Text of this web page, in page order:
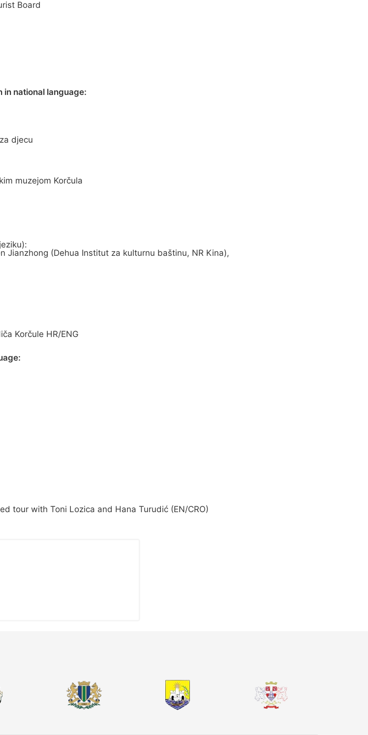
Board
national language:
djecu
muzejom Korčula
Jianzhong (Dehua Institut za kulturnu baštinu, NR Kina),
Korčule HR/ENG
tour with Toni Lozica and Hana Turudić (EN/CRO)